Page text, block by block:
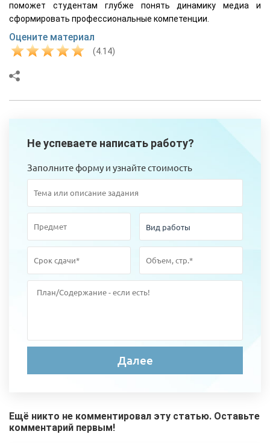
поможет студентам глубже понять динамику медиа и
сформировать профессиональные компетенции.
Оцените материал
(4.14)
Не успеваете написать работу?
Заполните форму и узнайте стоимость
Ещё никто не комментировал эту статью. Оставьте
комментарий первым!